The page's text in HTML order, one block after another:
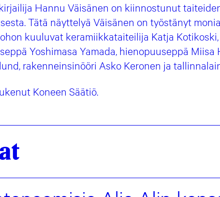
Hannu Väisänen on kiinnostunut
Tätä näyttelyä Väisänen on työstänyt
kuuluvat keramiikkataiteilija Katja
Yoshimasa Yamada, hienopuuseppä Miisa
rakenneinsinööri Asko Keronen ja
Koneen Säätiö.